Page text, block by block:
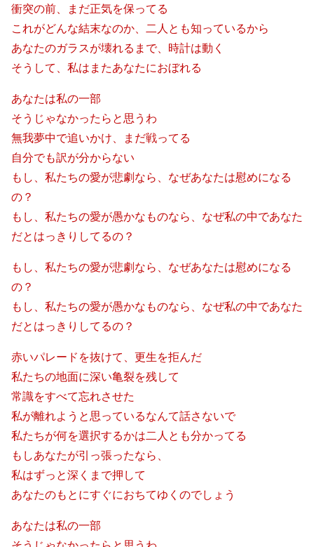
衝突の前、まだ正気を保ってる
これがどんな結末なのか、二人とも知っているから
あなたのガラスが壊れるまで、時計は動く
そうして、私はまたあなたにおぼれる
あなたは私の一部
そうじゃなかったらと思うわ
無我夢中で追いかけ、まだ戦ってる
自分でも訳が分からない
もし、私たちの愛が悲劇なら、なぜあなたは慰めになる
の？
もし、私たちの愛が愚かなものなら、なぜ私の中であなた
だとはっきりしてるの？
もし、私たちの愛が悲劇なら、なぜあなたは慰めになる
の？
もし、私たちの愛が愚かなものなら、なぜ私の中であなた
だとはっきりしてるの？
赤いパレードを抜けて、更生を拒んだ
私たちの地面に深い亀裂を残して
常識をすべて忘れさせた
私が離れようと思っているなんて話さないで
私たちが何を選択するかは二人とも分かってる
もしあなたが引っ張ったなら、
私はずっと深くまで押して
あなたのもとにすぐにおちてゆくのでしょう
あなたは私の一部